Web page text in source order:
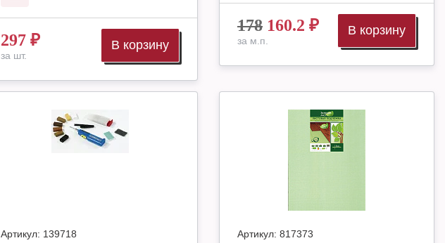
297 ₽
за шт.
В корзину
178 160.2 ₽
за м.п.
В корзину
Артикул: 139718 Артикул: 817373